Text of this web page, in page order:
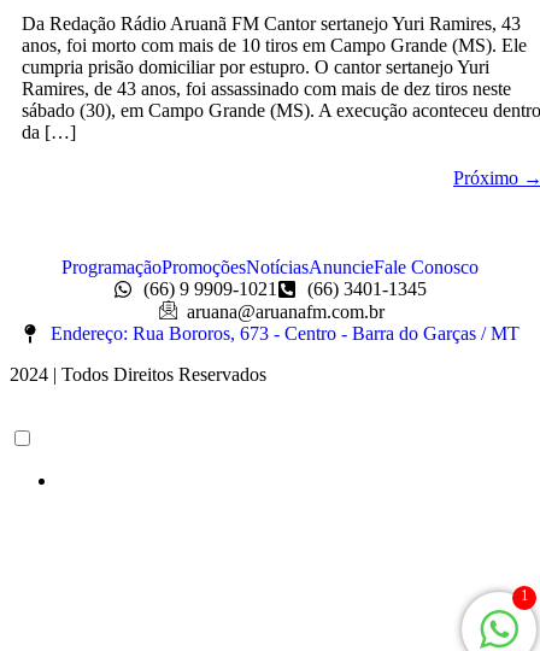
Da Redação Rádio Aruanã FM Cantor sertanejo Yuri Ramires, 43
anos, foi morto com mais de 10 tiros em Campo Grande (MS). Ele
cumpria prisão domiciliar por estupro. O cantor sertanejo Yuri
Ramires, de 43 anos, foi assassinado com mais de dez tiros neste
sábado (30), em Campo Grande (MS). A execução aconteceu dentro
da […]
Próximo
ProgramaçãoPromoçõesNotíciasAnuncieFale Conosco
(66) 9 9909-1021
(66) 3401-1345
aruana@aruanafm.com.br
Endereço: Rua Bororos, 673 - Centro - Barra do Garças / MT
2024 | Todos Direitos Reservados
1